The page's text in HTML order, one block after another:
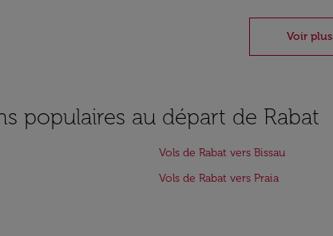
Voir plus
populaires au départ de Rabat
Vols de Rabat vers Bissau
Vols de Rabat vers Praia